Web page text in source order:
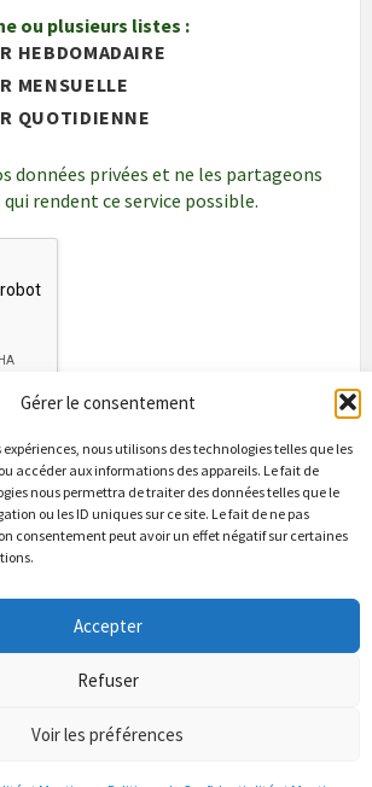
Gérer le consentement
nous utilisons des technologies telles que les
accéder aux informations des appareils. Le fait de
nous permettra de traiter des données telles que le
ou les ID uniques sur ce site. Le fait de ne pas
consentement peut avoir un effet négatif sur certaines
Accepter
Refuser
Voir les préférences
ou plusieurs listes :
HEBDOMADAIRE
MENSUELLE
QUOTIDIENNE
données privées et ne les partageons
rendent ce service possible.
Les bonnes adresses
de la commune de Puycapel dans le Cantal
Conformité à la loi RGPD
cookies pour améliorer les performance et
web. nous présumons de votre accord pour